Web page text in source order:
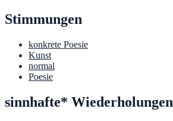
Stimmungen
konkrete Poesie
Kunst
normal
Poesie
sinnhafte* Wiederholungen